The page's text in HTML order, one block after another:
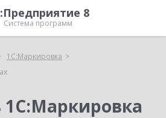
8
Система программ
1С:Маркировка
1С:Маркировка